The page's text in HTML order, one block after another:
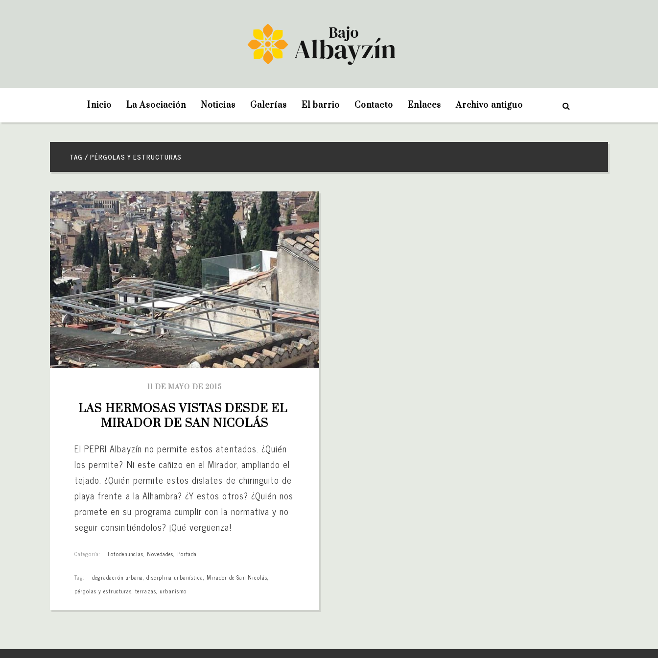
Inicio La Asociación Noticias Galerías El barrio Contacto Enlaces Archivo antiguo
TAG / PÉRGOLAS Y ESTRUCTURAS
11 DE MAYO DE 2015
LAS HERMOSAS VISTAS DESDE EL
MIRADOR DE SAN NICOLÁS
El PEPRI Albayzín no permite estos atentados. ¿Quién
los permite? Ni este cañizo en el Mirador, ampliando el
tejado. ¿Quién permite estos dislates de chiringuito de
playa frente a la Alhambra? ¿Y estos otros? ¿Quién nos
promete en su programa cumplir con la normativa y no
seguir consintiéndolos? ¡Qué vergüenza!
Categoría: Fotodenuncias, Novedades, Portada
Tag: degradación urbana, disciplina urbanística, Mirador de San Nicolás,
pérgolas y estructuras, terrazas, urbanismo